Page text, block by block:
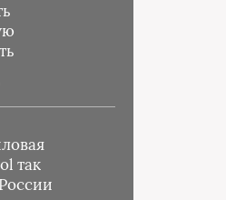
так